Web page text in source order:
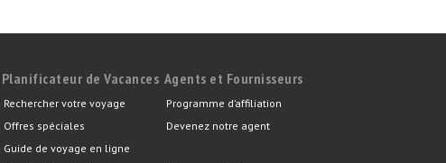
Planificateur de Vacances
Rechercher votre voyage
Offres spéciales
Guide de voyage en ligne
Agents et Fournisseurs
Programme d’affiliation
Devenez notre agent